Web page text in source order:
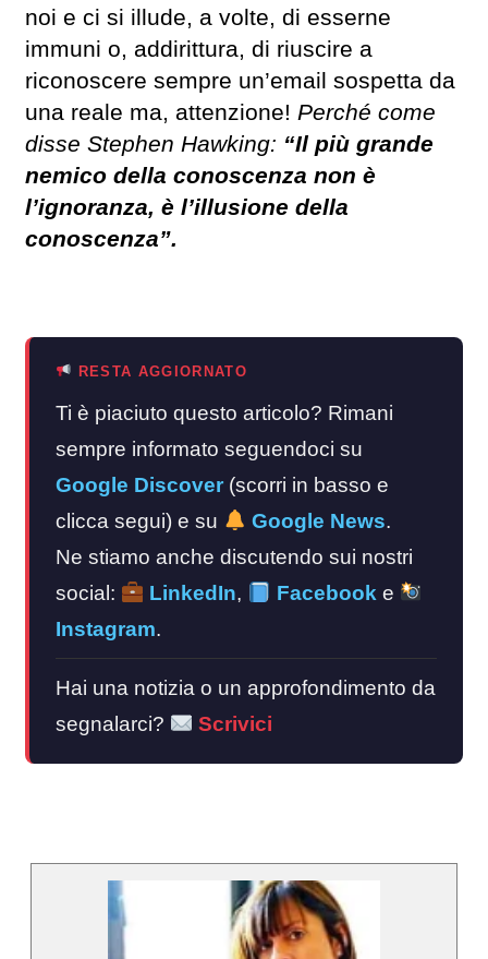
noi e ci si illude, a volte, di esserne
immuni o, addirittura, di riuscire a
riconoscere sempre un’email sospetta da
una reale ma, attenzione! Perché come
disse Stephen Hawking: “Il più grande
nemico della conoscenza non è
l’ignoranza, è l’illusione della
conoscenza”.
RESTA AGGIORNATO
Ti è piaciuto questo articolo? Rimani
sempre informato seguendoci su
Google Discover (scorri in basso e
clicca segui) e su
Google News.
Ne stiamo anche discutendo sui nostri
social:
LinkedIn, Facebook e
Instagram.
Hai una notizia o un approfondimento da
segnalarci?
Scrivici